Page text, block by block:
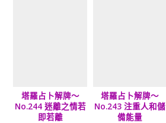
塔羅占卜解牌～
No.244 迷離之情若
即若離
塔羅占卜解牌～
No.243 注重人和儲
備能量